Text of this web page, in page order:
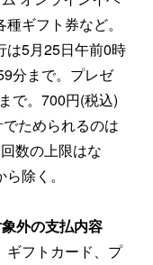
ギフト券など。
は5月25日午前0時
分まで。プレゼ
で。700円(税込)
ためられるのは
数の上限はな
除く。
外の支払内容
ギフトカード、プ